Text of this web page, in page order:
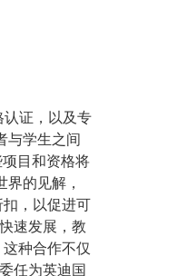
认证，以及专
与学生之间
目和资格将
的见解，
，以促进可
速发展，教
种合作不仅
任为英迪国